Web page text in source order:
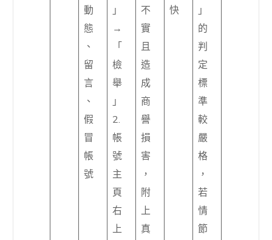
動
態
、
留
言
、
假
冒
帳
號
」
→
「
檢
舉
」
2.
帳
號
主
頁
右
上
不
實
且
造
成
商
譽
損
害
，
附
上
真
快
」
的
判
定
標
準
較
嚴
格
，
若
情
節